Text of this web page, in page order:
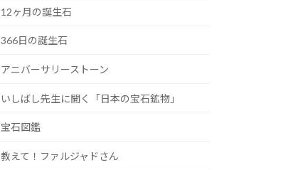
12ヶ月の誕生石
366日の誕生石
アニバーサリーストーン
いしばし先生に聞く「日本の宝石鉱物」
宝石図鑑
教えて！ファルジャドさん